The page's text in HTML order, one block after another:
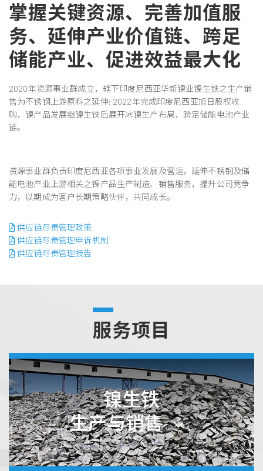
掌握关键资源、完善加值服
务、延伸产业价值链、跨足
储能产业、促进效益最大化
2020年资源事业群成立，辖下印度尼西亚华新镍业镍生铁之生产销
售为不锈钢上游原料之延伸; 2022年完成印度尼西亚旭日股权收
购，镍产品发展继镍生铁后展开冰镍生产布局，跨足储能电池产业
链。
资源事业群负责印度尼西亚各项事业发展及营运，延伸不锈钢及储
能电池产业上游相关之镍产品生产制造、销售服务，提升公司竞争
力，以期成为客户长期策略伙伴，共同成长。
供应链尽责管理政策
供应链尽责管理申诉机制
供应链尽责管理报告
服务项目
镍生铁
生产与销售